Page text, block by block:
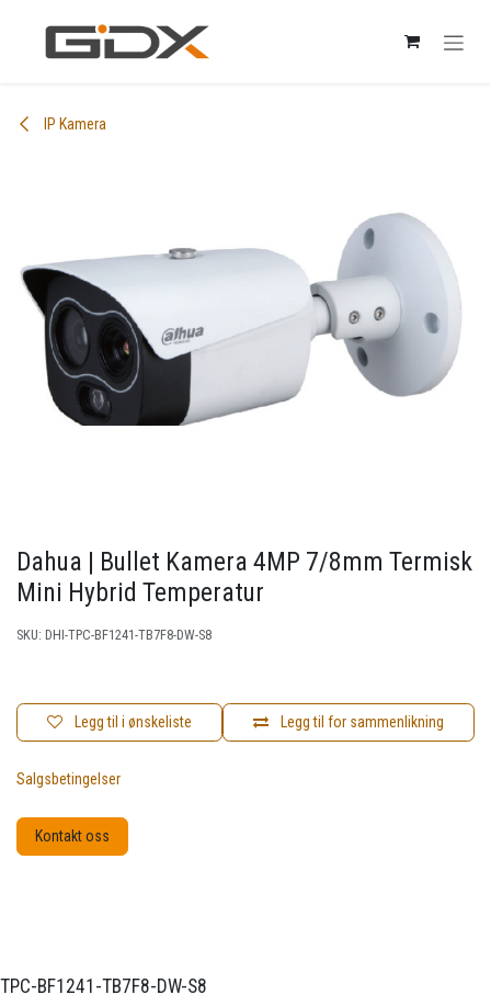
IP Kamera
Dahua | Bullet Kamera 4MP 7/8mm Termisk
Mini Hybrid Temperatur
SKU: DHI-TPC-BF1241-TB7F8-DW-S8
Legg til for sammenlikning
Legg til i ønskeliste
Salgsbetingelser
Kontakt oss
TPC-BF1241-TB7F8-DW-S8